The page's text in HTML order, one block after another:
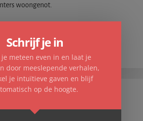
woongenot.
Schrijf je in
meteen even in en laat je
door meeslepende verhalen,
je intuïtieve gaven en blijf
op de hoogte.